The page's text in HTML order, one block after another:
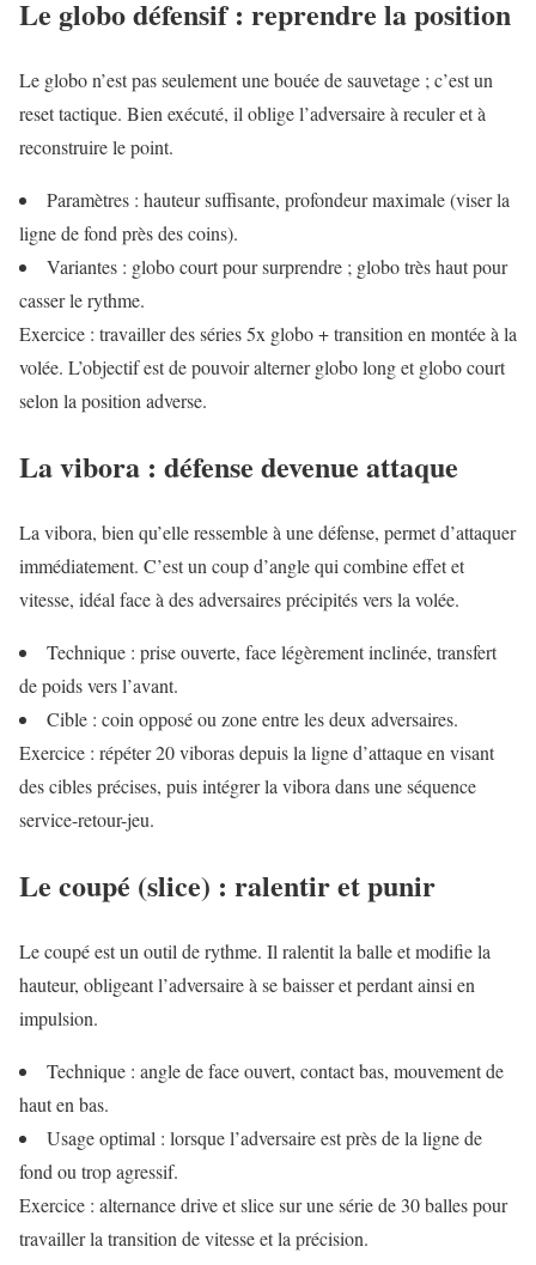
Le globo défensif : reprendre la position
Le globo n’est pas seulement une bouée de sauvetage ; c’est un
reset tactique. Bien exécuté, il oblige l’adversaire à reculer et à
reconstruire le point.
Paramètres : hauteur suffisante, profondeur maximale (viser la
ligne de fond près des coins).
Variantes : globo court pour surprendre ; globo très haut pour
casser le rythme.
Exercice : travailler des séries 5x globo + transition en montée à la
volée. L’objectif est de pouvoir alterner globo long et globo court
selon la position adverse.
La vibora : défense devenue attaque
La vibora, bien qu’elle ressemble à une défense, permet d’attaquer
immédiatement. C’est un coup d’angle qui combine effet et
vitesse, idéal face à des adversaires précipités vers la volée.
Technique : prise ouverte, face légèrement inclinée, transfert
de poids vers l’avant.
Cible : coin opposé ou zone entre les deux adversaires.
Exercice : répéter 20 viboras depuis la ligne d’attaque en visant
des cibles précises, puis intégrer la vibora dans une séquence
service-retour-jeu.
Le coupé (slice) : ralentir et punir
Le coupé est un outil de rythme. Il ralentit la balle et modifie la
hauteur, obligeant l’adversaire à se baisser et perdant ainsi en
impulsion.
Technique : angle de face ouvert, contact bas, mouvement de
haut en bas.
Usage optimal : lorsque l’adversaire est près de la ligne de
fond ou trop agressif.
Exercice : alternance drive et slice sur une série de 30 balles pour
travailler la transition de vitesse et la précision.